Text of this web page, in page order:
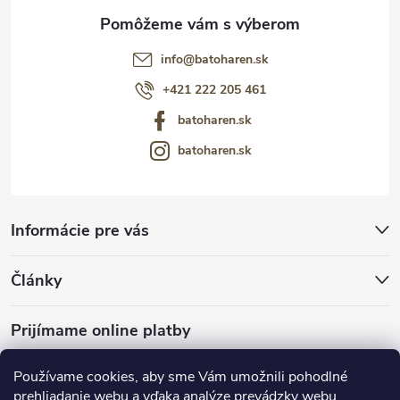
Používame cookies, aby sme Vám umožnili pohodlné
Informácie pre vás
Články
Prijímame online platby
info@batoharen.sk
+421 222 205 461
batoharen.sk
batoharen.sk